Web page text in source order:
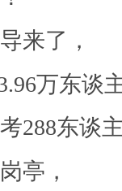
来了，
万东谈
288东谈
亭，